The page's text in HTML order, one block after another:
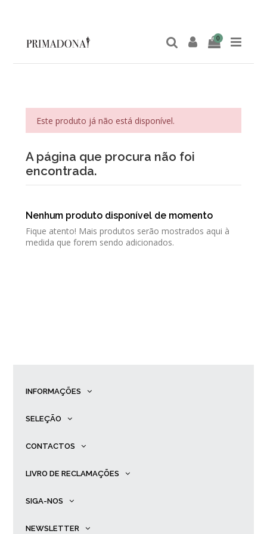
0
Este produto já não está disponível.
A página que procura não foi
encontrada.
Nenhum produto disponível de momento
Fique atento! Mais produtos serão mostrados aqui à
medida que forem sendo adicionados.
INFORMAÇÕES
SELEÇÃO
CONTACTOS
LIVRO DE RECLAMAÇÕES
SIGA-NOS
NEWSLETTER